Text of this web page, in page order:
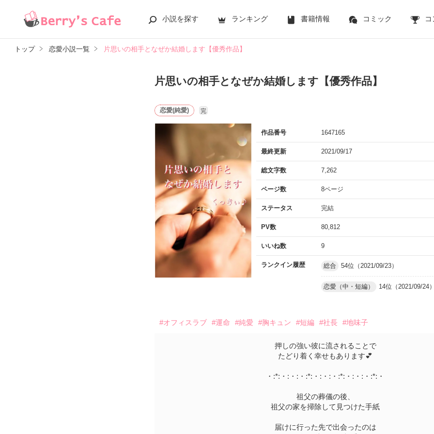
小説を探す ランキング 書籍情報 コミック
トップ 恋愛小説一覧 片思いの相手となぜか結婚します【優秀作品】
片思いの相手となぜか結婚します【優秀作品】
恋愛(純愛) 完
作品番号 1647165
最終更新 2021/09/17
総文字数 7,262
ページ数 8ページ
ステータス 完結
PV数 80,812
いいね数 9
ランクイン履歴 総合 54位（2021/09/23）
恋愛（中・短編） 14位（2021/09/24
#オフィスラブ #運命 #純愛 #胸キュン #短編 #社長 #地味子
押しの強い彼に流されることで
たどり着く幸せもあります💕
・:*:・:・:・:*:・:・:・:*:・:・:・:*:・
祖父の葬儀の後、
祖父の家を掃除して見つけた手紙
届けに行った先で出会ったのは